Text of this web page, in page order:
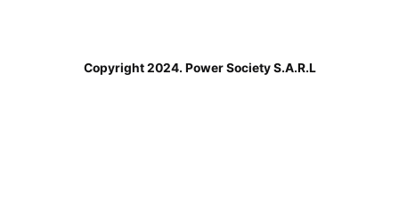
Copyright 2024. Power Society S.A.R.L